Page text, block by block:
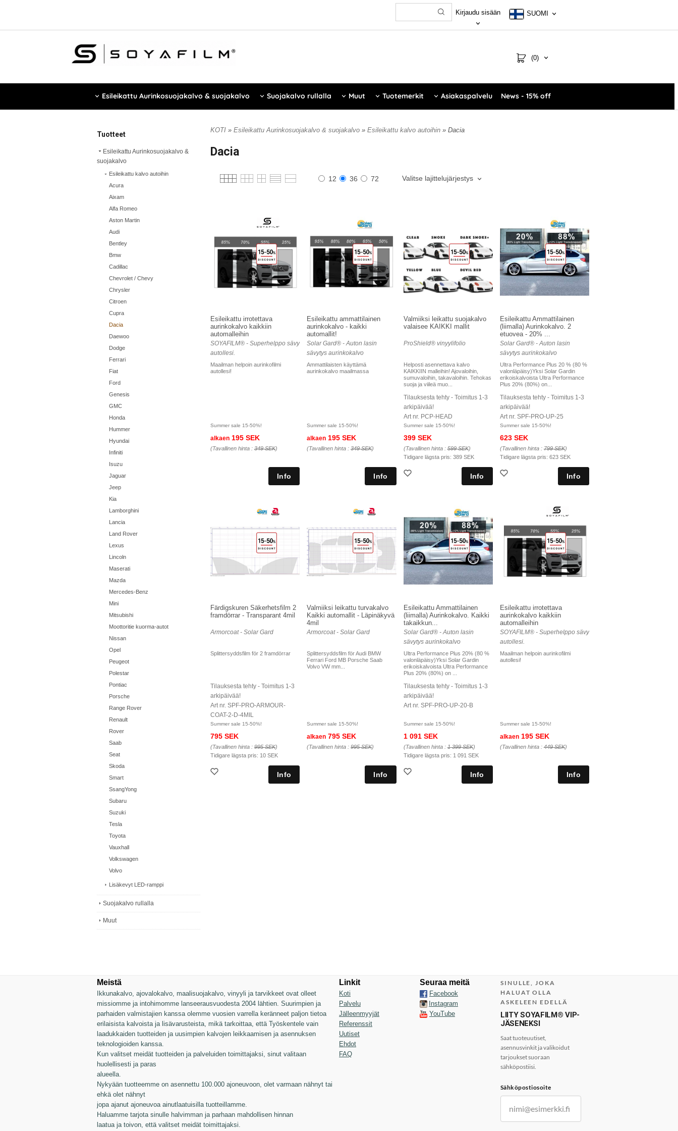
Kirjaudu sisään SUOMI
(0)
Esileikattu Aurinkosuojakalvo & suojakalvo Suojakalvo rullalla Muut Tuotemerkit Asiakaspalvelu News - 15% off
Tuotteet
Esileikattu Aurinkosuojakalvo &
suojakalvo
Esileikattu kalvo autoihin
Acura
Aixam
Alfa Romeo
Aston Martin
Audi
Bentley
Bmw
Cadillac
Chevrolet / Chevy
Chrysler
Citroen
Cupra
Dacia
Daewoo
Dodge
Ferrari
Fiat
Ford
Genesis
GMC
Honda
Hummer
Hyundai
Infiniti
Isuzu
Jaguar
Jeep
Kia
Lamborghini
Lancia
Land Rover
Lexus
Lincoln
Maserati
Mazda
Mercedes-Benz
Mini
Mitsubishi
Moottoritie kuorma-autot
Nissan
Opel
Peugeot
Polestar
Pontiac
Porsche
Range Rover
Renault
Rover
Saab
Seat
Skoda
Smart
SsangYong
Subaru
Suzuki
Tesla
Toyota
Vauxhall
Volkswagen
Volvo
Lisäkevyt LED-ramppi
Suojakalvo rullalla
Muut
KOTI » Esileikattu Aurinkosuojakalvo & suojakalvo » Esileikattu kalvo autoihin » Dacia
Dacia
12 36 72 Valitse lajittelujärjestys
Esileikattu irrotettava
aurinkokalvo kaikkiin
automalleihin
SOYAFILM® - Superhelppo sävy
autollesi.
Maailman helpoin aurinkofilmi
autollesi!
Summer sale 15-50%!
alkaen 195 SEK
(Tavallinen hinta : 349 SEK)
Esileikattu ammattilainen
aurinkokalvo - kaikki
automallit!
Solar Gard® - Auton lasin
sävytys aurinkokalvo
Ammattilaisten käyttämä
aurinkokalvo maailmassa
Summer sale 15-50%!
alkaen 195 SEK
(Tavallinen hinta :349 SEK)
Valmiiksi leikattu suojakalvo
valaisee KAIKKI mallit
ProShield® vinyylifolio
Helposti asennettava kalvo
KAIKKIIN malleihin! Ajovaloihin,
sumuvaloihin, takavaloihin. Tehokas
suoja ja viileä muo...
Tilauksesta tehty - Toimitus 1-3
arkipäivää!
Art nr. PCP-HEAD
Summer sale 15-50%!
399 SEK
(Tavallinen hinta :599 SEK)
Tidigare lägsta pris: 389 SEK
Esileikattu Ammattilainen
(liimalla) Aurinkokalvo. 2
etuovea - 20% ...
Solar Gard® - Auton lasin
sävytys aurinkokalvo
Ultra Performance Plus 20 % (80 %
valonläpäisy)Yksi Solar Gardin
erikoiskalvoista Ultra Performance
Plus 20% (80%) on...
Tilauksesta tehty - Toimitus 1-3
arkipäivää!
Art nr. SPF-PRO-UP-25
Summer sale 15-50%!
623 SEK
(Tavallinen hinta :799 SEK)
Tidigare lägsta pris: 623 SEK
Färdigskuren Säkerhetsfilm 2
framdörrar - Transparant 4mil
Armorcoat - Solar Gard
Splittersyddsfilm för 2 framdörrar
Tilauksesta tehty - Toimitus 1-3
arkipäivää!
Art nr. SPF-PRO-ARMOUR-
COAT-2-D-4MIL
Summer sale 15-50%!
795 SEK
(Tavallinen hinta : 995 SEK)
Tidigare lägsta pris: 10 SEK
Valmiiksi leikattu turvakalvo
Kaikki automallit - Läpinäkyvä
4mil
Armorcoat - Solar Gard
Splittersyddsfilm för Audi BMW
Ferrari Ford MB Porsche Saab
Volvo VW mm...
Summer sale 15-50%!
alkaen 795 SEK
(Tavallinen hinta :995 SEK)
Esileikattu Ammattilainen
(liimalla) Aurinkokalvo. Kaikki
takaikkun...
Solar Gard® - Auton lasin
sävytys aurinkokalvo
Ultra Performance Plus 20% (80 %
valonläpäisy)Yksi Solar Gardin
erikoiskalvoista Ultra Performance
Plus 20% (80%) on ...
Tilauksesta tehty - Toimitus 1-3
arkipäivää!
Art nr. SPF-PRO-UP-20-B
Summer sale 15-50%!
1 091 SEK
(Tavallinen hinta :1 399 SEK)
Tidigare lägsta pris: 1 091 SEK
Esileikattu irrotettava
aurinkokalvo kaikkiin
automalleihin
SOYAFILM® - Superhelppo sävy
autollesi.
Maailman helpoin aurinkofilmi
autollesi!
Summer sale 15-50%!
alkaen195 SEK
(Tavallinen hinta :449 SEK)
Meistä
Ikkunakalvo, ajovalokalvo, maalisuojakalvo, vinyyli ja tarvikkeet ovat olleet
missiomme ja intohimomme lanseerausvuodesta 2004 lähtien. Suurimpien ja
parhaiden valmistajien kanssa olemme vuosien varrella keränneet paljon tietoa
erilaisista kalvoista ja lisävarusteista, mikä tarkoittaa, että Työskentele vain
laadukkaiden tuotteiden ja uusimpien kalvojen leikkaamisen ja asennuksen
teknologioiden kanssa.
Kun valitset meidät tuotteiden ja palveluiden toimittajaksi, sinut valitaan
huolellisesti ja paras
alueella.
Nykyään tuotteemme on asennettu 100.000 ajoneuvoon, olet varmaan nähnyt tai
ehkä olet nähnyt
jopa ajanut ajoneuvoa ainutlaatuisilla tuotteillamme.
Haluamme tarjota sinulle halvimman ja parhaan mahdollisen hinnan
laatua ja toivon, että valitset meidät toimittajaksi.
Linkit
Koti
Palvelu
Jälleenmyyjät
Referenssit
Uutiset
Ehdot
FAQ
Seuraa meitä
Facebook
Instagram
YouTube
SINULLE, JOKA
HALUAT OLLA
ASKELEEN EDELLÄ
LIITY SOYAFILM® VIP-
JÄSENEKSI
Saat tuoteuutiset,
asennusvinkit ja valikoidut
tarjoukset suoraan
sähköpostiisi.
Sähköpostiosoite